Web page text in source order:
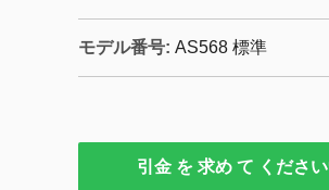
モデル番号: AS568 標準
引金 を 求め て ください